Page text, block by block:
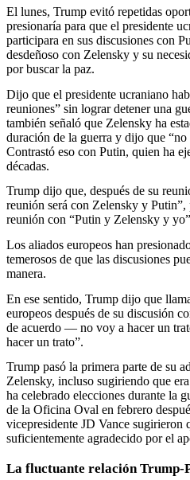
El lunes, Trump evitó repetidas
presionaría para que el presidente
participara en sus discusiones con
desdeñoso con Zelensky y su
por buscar la paz.
Dijo que el presidente ucraniano
reuniones” sin lograr detener una
también señaló que Zelensky ha
duración de la guerra y dijo que “no
Contrastó eso con Putin, quien ha
décadas.
Trump dijo que, después de su
reunión será con Zelensky y
reunión con “Putin y Zelensky y
Los aliados europeos han
temerosos de que las discusiones
manera.
En ese sentido, Trump dijo que
europeos después de su discusión
de acuerdo — no voy a hacer un
hacer un trato”.
Trump pasó la primera parte de su
Zelensky, incluso sugiriendo que
ha celebrado elecciones durante la
de la Oficina Oval en febrero
vicepresidente JD Vance sugirieron
suficientemente agradecido por el
La fluctuante relación Trump-